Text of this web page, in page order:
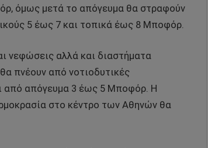
όμως μετά το απόγευμα θα στραφούν
5 έως 7 και τοπικά έως 8 Μποφόρ.
νεφώσεις αλλά και διαστήματα
πνέουν από νοτιοδυτικές
από απόγευμα 3 έως 5 Μποφόρ. Η
στο κέντρο των Αθηνών θα